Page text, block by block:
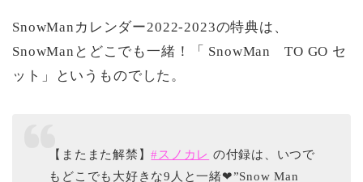
SnowManカレンダー2022-2023の特典は、
SnowManとどこでも一緒！「 SnowMan TO GO セ
ット」というものでした。
【またまた解禁】#スノカレ の付録は、いつで
もどこでも大好きな9人と一緒❤︎”Snow Man